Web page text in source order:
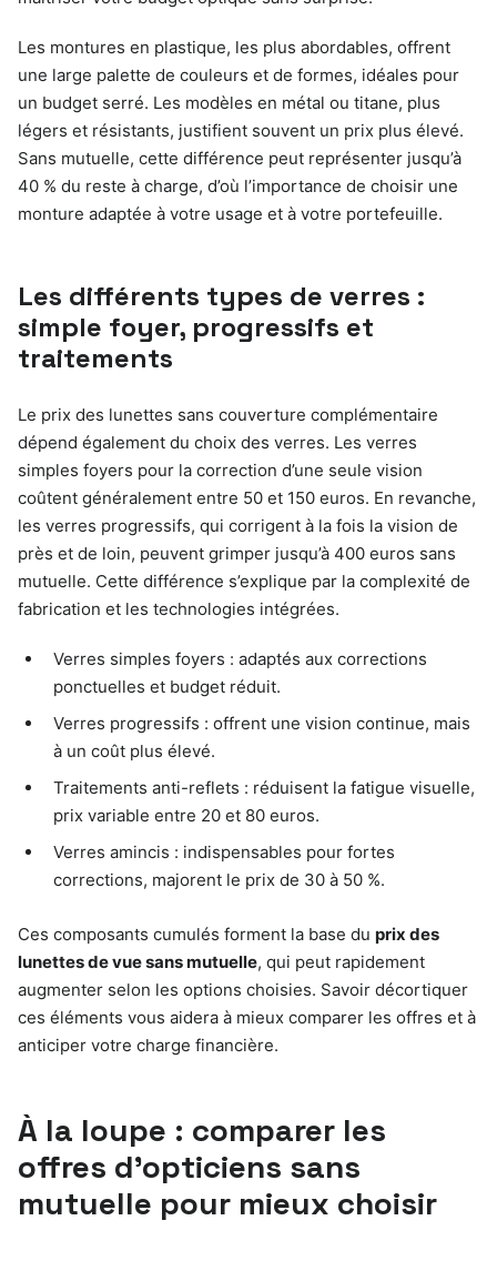
Les montures en plastique, les plus abordables, offrent
une large palette de couleurs et de formes, idéales pour
un budget serré. Les modèles en métal ou titane, plus
légers et résistants, justifient souvent un prix plus élevé.
Sans mutuelle, cette différence peut représenter jusqu’à
40 % du reste à charge, d’où l’importance de choisir une
monture adaptée à votre usage et à votre portefeuille.
Les différents types de verres :
simple foyer, progressifs et
traitements
Le prix des lunettes sans couverture complémentaire
dépend également du choix des verres. Les verres
simples foyers pour la correction d’une seule vision
coûtent généralement entre 50 et 150 euros. En revanche,
les verres progressifs, qui corrigent à la fois la vision de
près et de loin, peuvent grimper jusqu’à 400 euros sans
mutuelle. Cette différence s’explique par la complexité de
fabrication et les technologies intégrées.
Verres simples foyers : adaptés aux corrections
ponctuelles et budget réduit.
Verres progressifs : offrent une vision continue, mais
à un coût plus élevé.
Traitements anti-reflets : réduisent la fatigue visuelle,
prix variable entre 20 et 80 euros.
Verres amincis : indispensables pour fortes
corrections, majorent le prix de 30 à 50 %.
Ces composants cumulés forment la base du prix des
lunettes de vue sans mutuelle, qui peut rapidement
augmenter selon les options choisies. Savoir décortiquer
ces éléments vous aidera à mieux comparer les offres et à
anticiper votre charge financière.
À la loupe : comparer les
offres d’opticiens sans
mutuelle pour mieux choisir